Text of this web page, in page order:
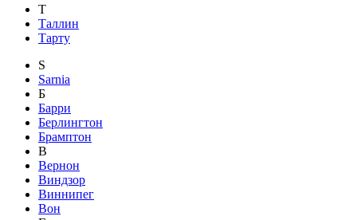
Т
Таллин
Тарту
S
Sarnia
Б
Барри
Берлингтон
Брамптон
В
Вернон
Виндзор
Виннипег
Вон